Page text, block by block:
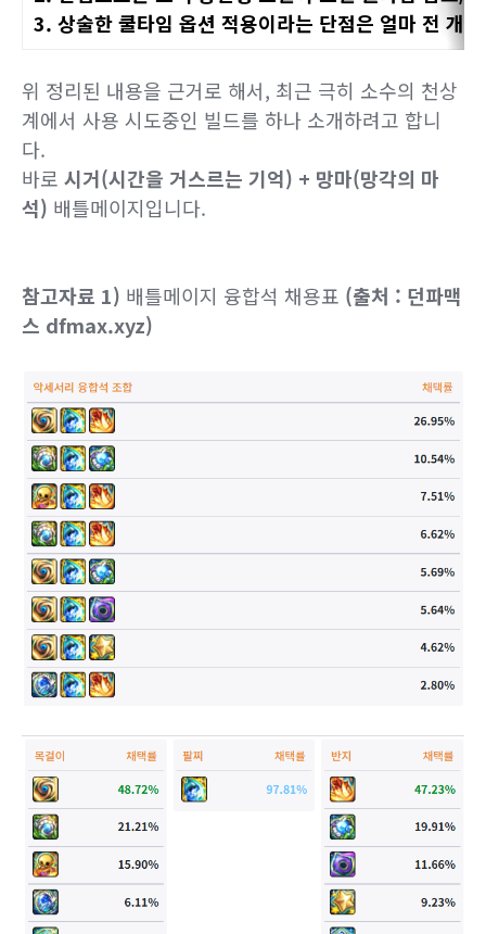
3. 상술한 쿨타임 옵션 적용이라는 단점은 얼마 전 개
위 정리된 내용을 근거로 해서, 최근 극히 소수의 천상
계에서 사용 시도중인 빌드를 하나 소개하려고 합니
다.
바로 시거(시간을 거스르는 기억) + 망마(망각의 마
석) 배틀메이지입니다.
참고자료 1) 배틀메이지 융합석 채용표 (출처 : 던파맥
스 dfmax.xyz)